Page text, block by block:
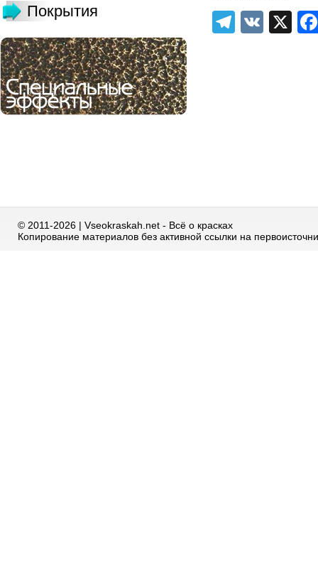
Покрытия VK X
© 2011-2026 | Vseokraskah.net - Всё о красках
Копирование материалов без активной ссылки на